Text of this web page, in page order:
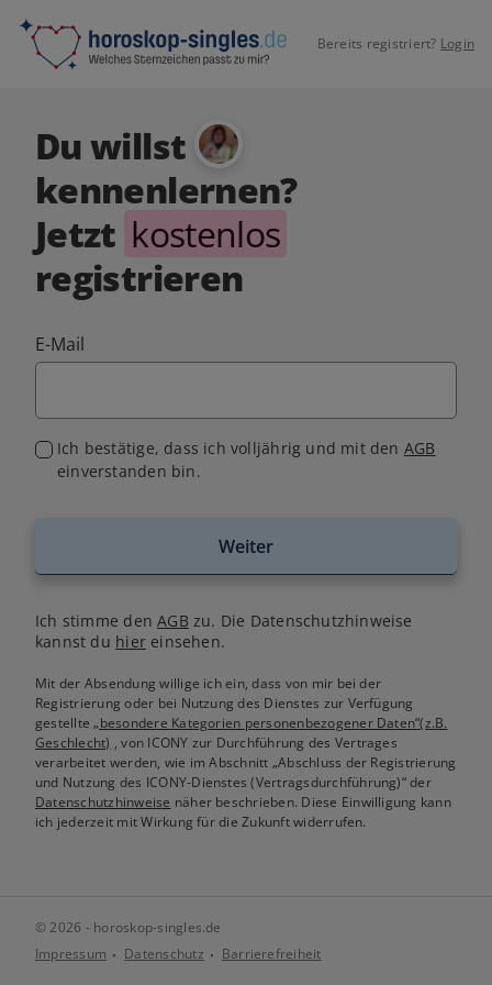
Bereits registriert? Login
Du willst
kennenlernen?
Jetzt kostenlos
registrieren
E-Mail
Ich bestätige, dass ich volljährig und mit den AGB
einverstanden bin.
Weiter
Ich stimme denAGB zu. Die Datenschutzhinweise
kannst du hiereinsehen.
Mit der Absendung willige ich ein, dass von mir bei der
Registrierung oder bei Nutzung des Dienstes zur Verfügung
gestellte„besondere Kategorien personenbezogener Daten“(z.B.
Geschlecht) , von ICONY zur Durchführung des Vertrages
verarbeitet werden, wie im Abschnitt „Abschluss der Registrierung
und Nutzung des ICONY-Dienstes (Vertragsdurchführung)“ der
Datenschutzhinweise näher beschrieben. Diese Einwilligung kann
ich jederzeit mit Wirkung für die Zukunft widerrufen.
© 2026 - horoskop-singles.de
Impressum
Datenschutz Barrierefreiheit